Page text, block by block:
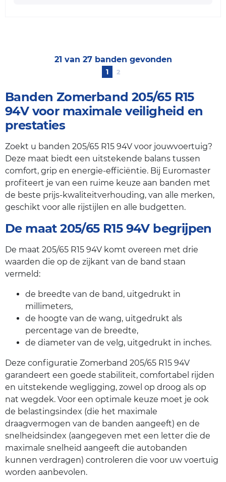
1 2
21 van 27 banden gevonden
Banden Zomerband 205/65 R15
94V voor maximale veiligheid en
prestaties
Zoekt u banden 205/65 R15 94V voor jouwvoertuig?
Deze maat biedt een uitstekende balans tussen
comfort, grip en energie-efficiëntie. Bij Euromaster
profiteert je van een ruime keuze aan banden met
de beste prijs-kwaliteitverhouding, van alle merken,
geschikt voor alle rijstijlen en alle budgetten.
De maat 205/65 R15 94V begrijpen
De maat 205/65 R15 94V komt overeen met drie
waarden die op de zijkant van de band staan
vermeld:
de breedte van de band, uitgedrukt in
millimeters,
de hoogte van de wang, uitgedrukt als
percentage van de breedte,
de diameter van de velg, uitgedrukt in inches.
Deze configuratie Zomerband 205/65 R15 94V
garandeert een goede stabiliteit, comfortabel rijden
en uitstekende wegligging, zowel op droog als op
nat wegdek. Voor een optimale keuze moet je ook
de belastingsindex (die het maximale
draagvermogen van de banden aangeeft) en de
snelheidsindex (aangegeven met een letter die de
maximale snelheid aangeeft die autobanden
kunnen verdragen) controleren die voor uw voertuig
worden aanbevolen.